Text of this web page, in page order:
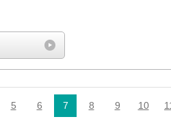
5 6 7 8 9 10